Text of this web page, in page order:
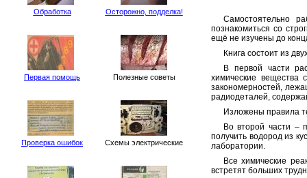
Самостоятельно
познакомиться со
ещё не изучены до
Книга состоит из
В первой части
химические вещества
закономерностей,
радиодеталей,
Изложены правила
Во второй части –
получить водород из
лаборатории.
Все химические
встретят больших
Обработка Осторожно, подделка!
Первая помощь Полезные советы
Проверка ошибок Схемы электрические